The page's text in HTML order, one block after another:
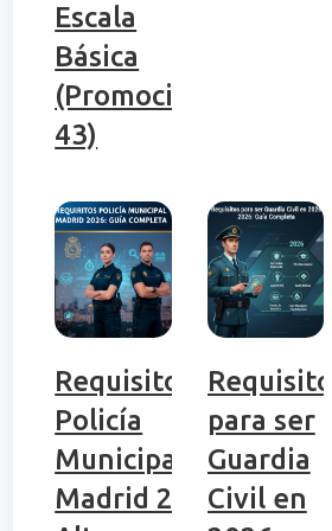
Escala
Básica
(Promoción
43)
Requisitos
Policía
Municipal
Madrid 2026:
Requisitos
para ser
Guardia
Civil en